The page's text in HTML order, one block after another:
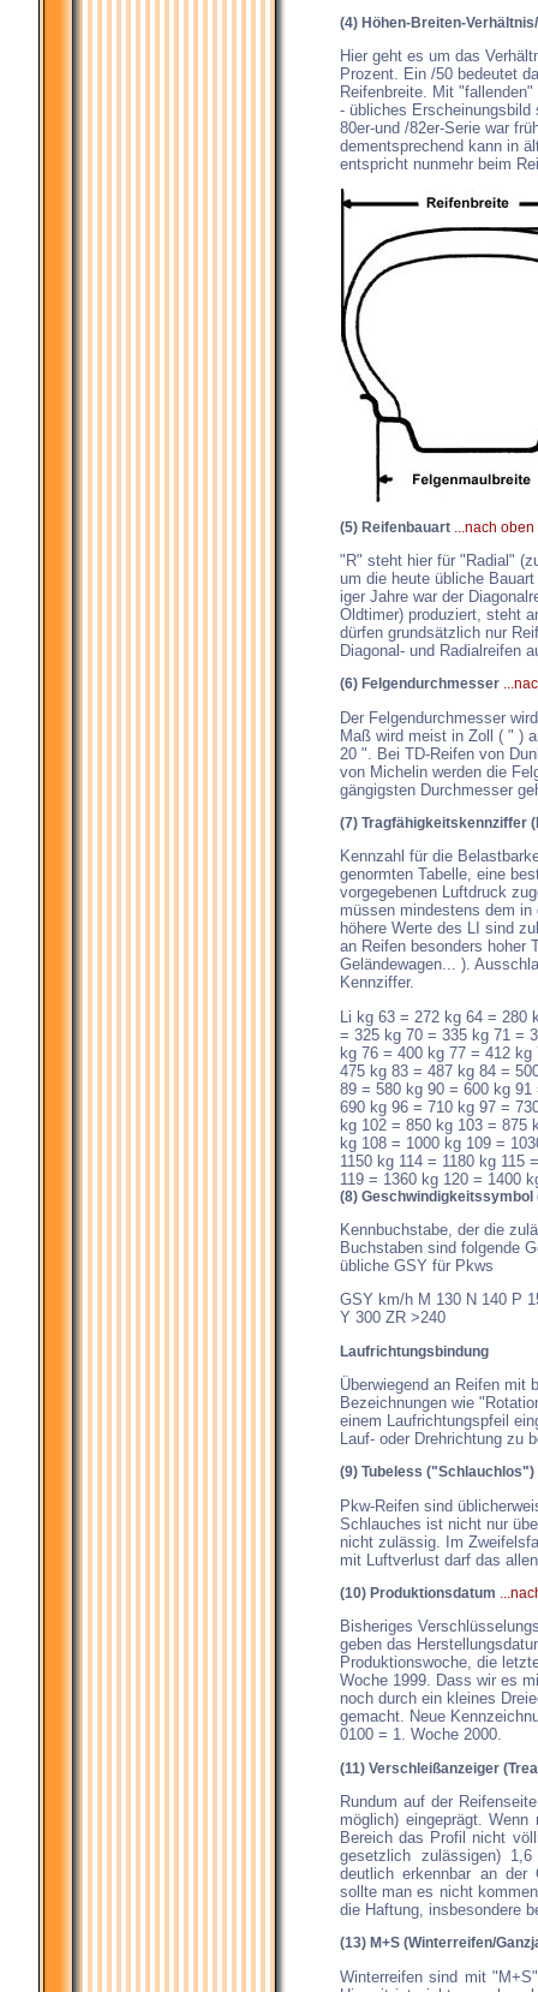
(4) Höhen-Breiten-
Hier geht es um das
Prozent. Ein /50 bedeutet
Reifenbreite. Mit
- übliches
80er-und /82er-Serie war
dementsprechend kann in
entspricht nunmehr beim
(5) Reifenbauart ...nach oben
"R" steht hier für "Radial"
um die heute übliche
iger Jahre war der
Oldtimer) produziert, steht
dürfen grundsätzlich nur
Diagonal- und Radialreifen
(6) Felgendurchmesser
Der Felgendurchmesser
Maß wird meist in Zoll ( " )
20 ". Bei TD-Reifen von
von Michelin werden die
gängigsten Durchmesser
(7) Tragfähigkeitskennziffer
Kennzahl für die
genormten Tabelle, eine
vorgegebenen Luftdruck
müssen mindestens dem in
höhere Werte des LI sind
an Reifen besonders hoher
Geländewagen... ).
Kennziffer.
Li kg 63 = 272 kg 64 = 280
= 325 kg 70 = 335 kg 71 =
kg 76 = 400 kg 77 = 412
475 kg 83 = 487 kg 84 =
89 = 580 kg 90 = 600 kg
690 kg 96 = 710 kg 97 =
kg 102 = 850 kg 103 = 875
kg 108 = 1000 kg 109 =
1150 kg 114 = 1180 kg 115
119 = 1360 kg 120 = 1400
(8)
Kennbuchstabe, der die
Buchstaben sind folgende
übliche GSY für Pkws
GSY km/h M 130 N 140 P
Y 300 ZR >240
Laufrichtungsbindung
Überwiegend an Reifen mit
Bezeichnungen wie
einem Laufrichtungspfeil
Lauf- oder Drehrichtung zu
(9) Tubeless ("Schlauchlos")
Pkw-Reifen sind
Schlauches ist nicht nur
nicht zulässig. Im
mit Luftverlust darf das
(10) Produktionsdatum
Bisheriges
geben das
Produktionswoche, die
Woche 1999. Dass wir es
noch durch ein kleines
gemacht. Neue
0100 = 1. Woche 2000.
(11) Verschleißanzeiger
Rundum auf der
möglich) eingeprägt.
Bereich das Profil nicht
gesetzlich zulässigen)
deutlich erkennbar an der
sollte man es nicht
die Haftung, insbesondere
(13) M+S (Winterreifen/
Winterreifen sind mit